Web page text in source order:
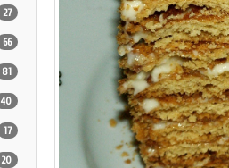
27
66
81
40
17
20